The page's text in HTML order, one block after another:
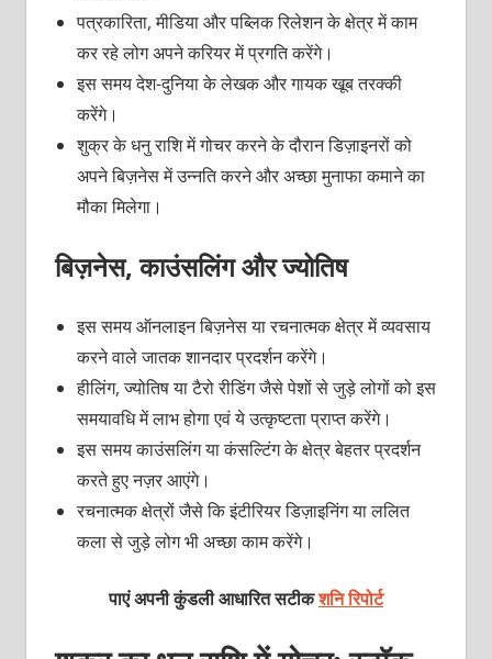
पत्रकारिता, मीडिया और पब्लिक रिलेशन के क्षेत्र में काम
कर रहे लोग अपने करियर में प्रगति करेंगे।
इस समय देश-दुनिया के लेखक और गायक खूब तरक्‍की
करेंगे।
शुक्र के धनु राशि में गोचर करने के दौरान डिज़ाइनरों को
अपने बिज़नेस में उन्‍नति करने और अच्छा मुनाफा कमाने का
मौका मिलेगा।
बिज़नेस, काउंसलिंग और ज्‍योतिष
इस समय ऑनलाइन बिज़नेस या रचनात्‍मक क्षेत्र में व्‍यवसाय
करने वाले जातक शानदार प्रदर्शन करेंगे।
हीलिंग, ज्‍योतिष या टैरो रीडिंग जैसे पेशों से जुड़े लोगों को इस
समयावधि में लाभ होगा एवं ये उत्‍कृष्‍टता प्राप्‍त करेंगे।
इस समय काउंसलिंग या कंसल्टिंग के क्षेत्र बेहतर प्रदर्शन
करते हुए नज़र आएंगे।
रचनात्‍मक क्षेत्रों जैसे कि इंटीरियर डिज़ाइनिंग या ललित
कला से जुड़े लोग भी अच्‍छा काम करेंगे।
पाएं अपनी कुंडली आधारित सटीकशनि रिपोर्ट